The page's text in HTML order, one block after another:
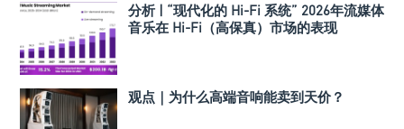
分析 | “现代化的 Hi-Fi 系统” 2026年流媒体
音乐在 Hi-Fi（高保真）市场的表现
观点｜为什么高端音响能卖到天价？